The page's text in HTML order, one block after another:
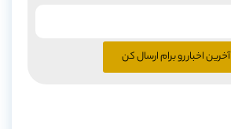
آخرین اخبار رو برام ارسال کن